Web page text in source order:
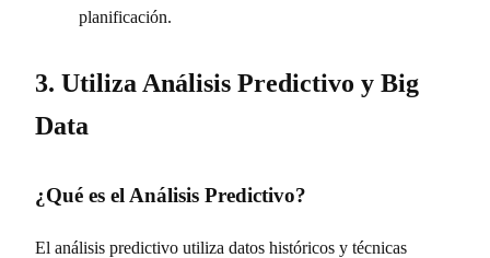
planificación.
3. Utiliza Análisis Predictivo y Big
Data
¿Qué es el Análisis Predictivo?
El análisis predictivo utiliza datos históricos y técnicas